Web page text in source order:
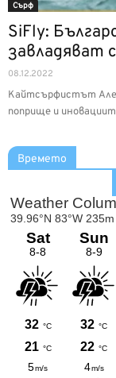
Сърф
SiFly:
завладяват
08.12.2022
Кайтсърфистът
поприще и
Времето